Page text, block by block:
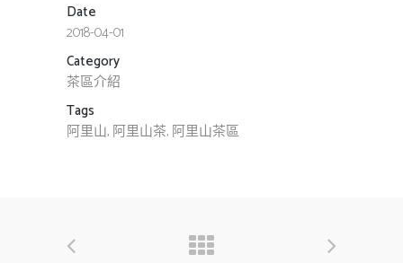
Date
2018-04-01
Category
茶區介紹
Tags
阿里山, 阿里山茶, 阿里山茶區